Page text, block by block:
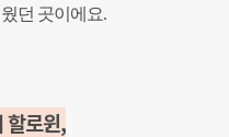
던 곳이에요.
할로윈,